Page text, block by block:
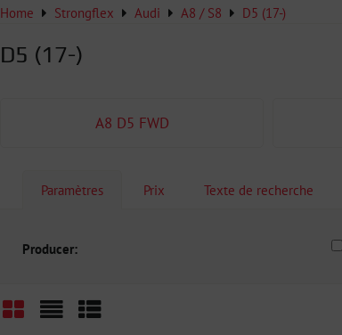
Home Strongflex Audi A8 / S8 D5 (17-)
D5 (17-)
A8 D5 FWD
Paramètres Prix Texte de recherche
Producer: